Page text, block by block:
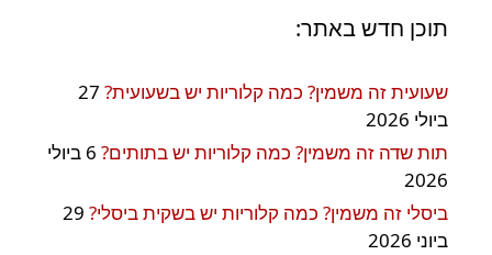
תוכן חדש באתר:
שעועית זה משמין? כמה קלוריות יש בשעועית? 27
ביולי 2026
תות שדה זה משמין? כמה קלוריות יש בתותים?
6 ביולי
2026
ביסלי זה משמין? כמה קלוריות יש בשקית ביסלי? 29
ביוני 2026